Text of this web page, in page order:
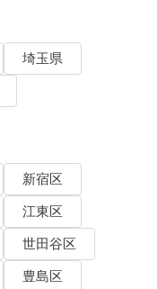
埼玉県
新宿区
江東区
世田谷区
豊島区